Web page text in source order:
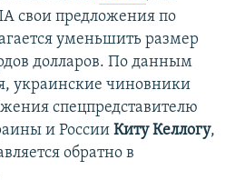
свои предложения по
уменьшить размер
долларов. По данным
украинские чиновники
спецпредставителю
и России Киту Келлогу,
обратно в